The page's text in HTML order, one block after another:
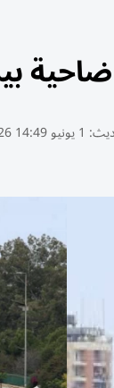
1 يونيو 14:49 2026